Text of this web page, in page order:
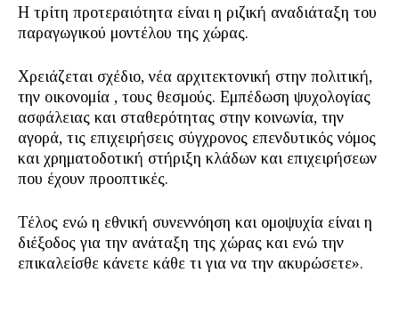
Η τρίτη προτεραιότητα είναι η ριζική αναδιάταξη του
παραγωγικού μοντέλου της χώρας.
Χρειάζεται σχέδιο, νέα αρχιτεκτονική στην πολιτική,
την οικονομία , τους θεσμούς. Εμπέδωση ψυχολογίας
ασφάλειας και σταθερότητας στην κοινωνία, την
αγορά, τις επιχειρήσεις σύγχρονος επενδυτικός νόμος
και χρηματοδοτική στήριξη κλάδων και επιχειρήσεων
που έχουν προοπτικές.
Τέλος ενώ η εθνική συνεννόηση και ομοψυχία είναι η
διέξοδος για την ανάταξη της χώρας και ενώ την
επικαλείσθε κάνετε κάθε τι για να την ακυρώσετε».